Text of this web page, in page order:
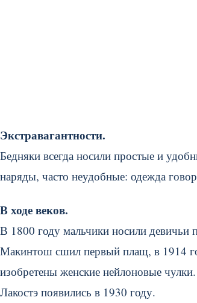
Экстравагантности.
Бедняки всегда носили простые и
наряды, часто неудобные: одежда
В ходе веков.
В 1800 году мальчики носили девичьи
Макинтош сшил первый плащ, в 1914
изобретены женские нейлоновые
Лакостэ появились в 1930 году.